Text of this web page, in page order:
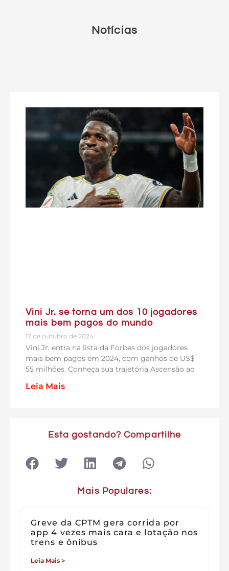
Notícias
Vini Jr. se torna um dos 10 jogadores
mais bem pagos do mundo
17 de outubro de 2024
Vini Jr. entra na lista da Forbes dos jogadores
mais bem pagos em 2024, com ganhos de US$
55 milhões. Conheça sua trajetória Ascensão ao
Leia Mais
Esta gostando? Compartilhe
Mais Populares:
Greve da CPTM gera corrida por
app 4 vezes mais cara e lotação nos
trens e ônibus
Leia Mais >